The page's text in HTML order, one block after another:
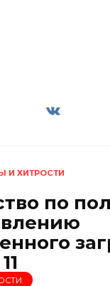
И ХИТРОСТИ
по